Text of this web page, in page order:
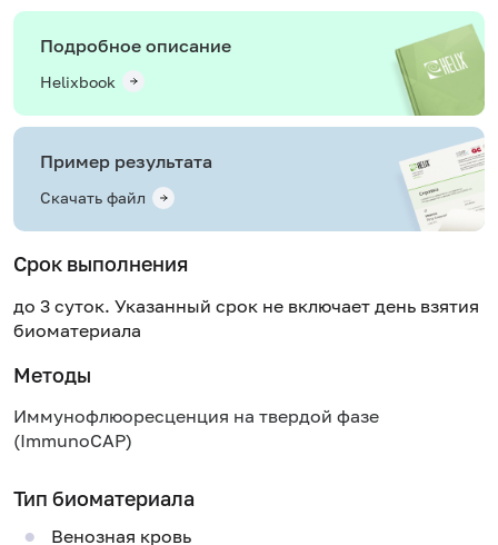
Подробное описание
Helixbook
Пример результата
Скачать файл
Срок выполнения
до 3 суток. Указанный срок не включает день взятия
биоматериала
Методы
Иммунофлюоресценция на твердой фазе
(ImmunoCAP)
Тип биоматериала
Венозная кровь